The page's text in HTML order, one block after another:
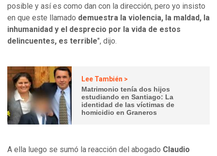
posible y así es como dan con la dirección, pero yo insisto
en que este llamado demuestra la violencia, la maldad, la
inhumanidad y el desprecio por la vida de estos
delincuentes, es terrible", dijo.
Lee También >
Matrimonio tenía dos hijos
estudiando en Santiago: La
identidad de las víctimas de
homicidio en Graneros
A ella luego se sumó la reacción del abogado Claudio